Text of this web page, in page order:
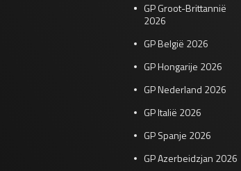
GP Groot-Brittannië
2026
GP België 2026
GP Hongarije 2026
GP Nederland 2026
GP Italië 2026
GP Spanje 2026
GP Azerbeidzjan 2026